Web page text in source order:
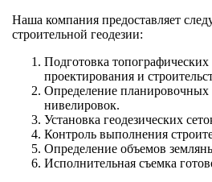
Наша компания предоставляет
строительной геодезии:
Подготовка
проектирования и
Определение
нивелировок.
Установка геодезических
Контроль выполнения
Определение объемов
Исполнительная съемка